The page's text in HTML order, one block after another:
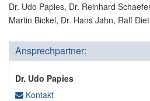
Dr. Udo Papies, Dr. Reinhard
Martin Bickel, Dr. Hans Jahn, Ralf
Ansprechpartner:
Dr. Udo Papies
Kontakt